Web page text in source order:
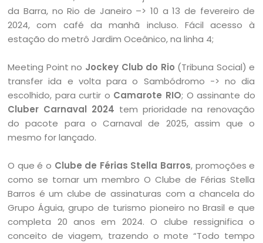
da Barra, no Rio de Janeiro –> 10 a 13 de fevereiro de
2024, com café da manhã incluso. Fácil acesso à
estação do metrô Jardim Oceânico, na linha 4;
Meeting Point no Jockey Club do Rio (Tribuna Social) e
transfer ida e volta para o Sambódromo -> no dia
escolhido, para curtir o Camarote RIO; O assinante do
Cluber Carnaval 2024 tem prioridade na renovação
do pacote para o Carnaval de 2025, assim que o
mesmo for lançado.
O que é o Clube de Férias Stella Barros, promoções e
como se tornar um membro O Clube de Férias Stella
Barros é um clube de assinaturas com a chancela do
Grupo Águia, grupo de turismo pioneiro no Brasil e que
completa 20 anos em 2024. O clube ressignifica o
conceito de viagem, trazendo o mote “Todo tempo